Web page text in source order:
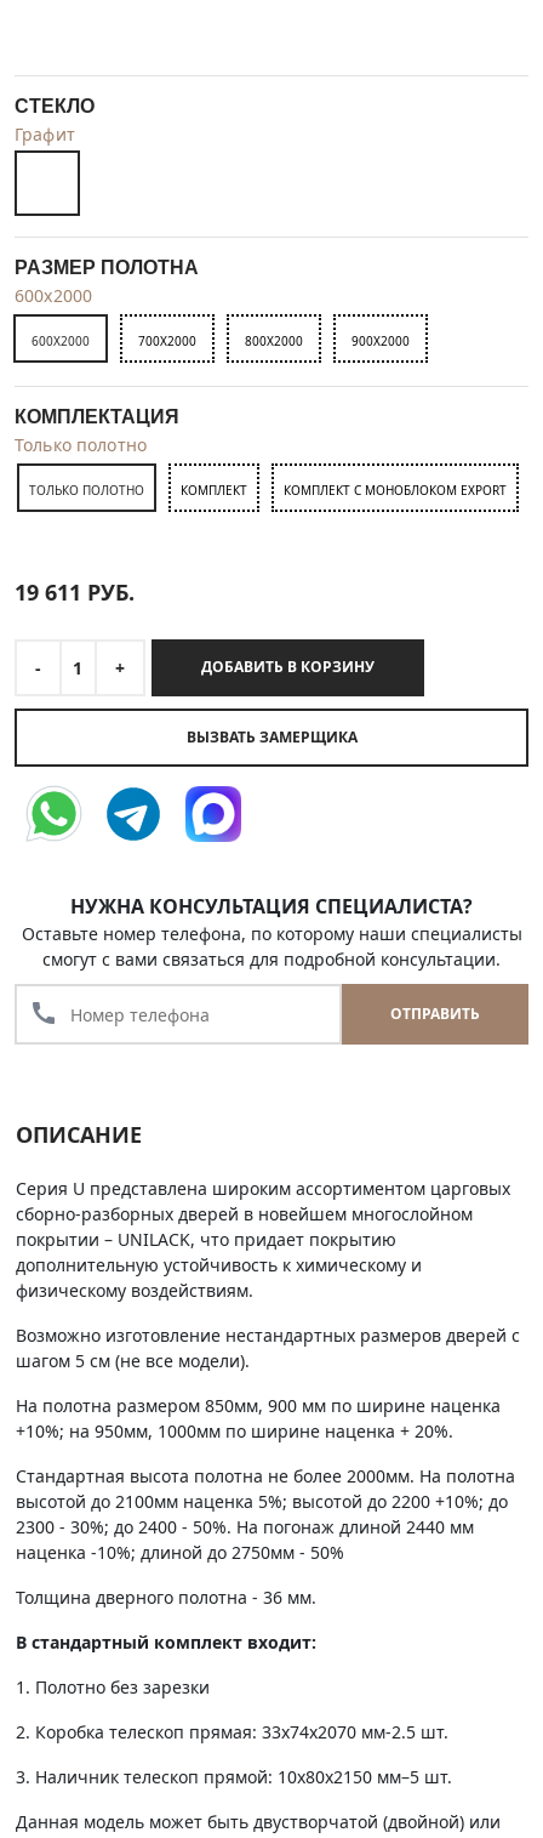
СТЕКЛО
Графит
РАЗМЕР ПОЛОТНА
600x2000
600X2000 700X2000 800X2000 900X2000
КОМПЛЕКТАЦИЯ
Только полотно
ТОЛЬКО ПОЛОТНО КОМПЛЕКТ КОМПЛЕКТ С МОНОБЛОКОМ EXPORT
19 611 РУБ.
- 1 + ДОБАВИТЬ В КОРЗИНУ
ВЫЗВАТЬ ЗАМЕРЩИКА
НУЖНА КОНСУЛЬТАЦИЯ СПЕЦИАЛИСТА?
Оставьте номер телефона, по которому наши специалисты
смогут с вами связаться для подробной консультации.
call ОТПРАВИТЬ
ОПИСАНИЕ
Серия U представлена широким ассортиментом царговых
сборно-разборных дверей в новейшем многослойном
покрытии – UNILACK, что придает покрытию
дополнительную устойчивость к химическому и
физическому воздействиям.
Возможно изготовление нестандартных размеров дверей с
шагом 5 см (не все модели).
На полотна размером 850мм, 900 мм по ширине наценка
+10%; на 950мм, 1000мм по ширине наценка + 20%.
Стандартная высота полотна не более 2000мм. На полотна
высотой до 2100мм наценка 5%; высотой до 2200 +10%; до
2300 - 30%; до 2400 - 50%. На погонаж длиной 2440 мм
наценка -10%; длиной до 2750мм - 50%
Толщина дверного полотна - 36 мм.
В стандартный комплект входит:
1. Полотно без зарезки
2. Коробка телескоп прямая: 33х74х2070 мм-2.5 шт.
3. Наличник телескоп прямой: 10х80х2150 мм–5 шт.
Данная модель может быть двустворчатой (двойной) или